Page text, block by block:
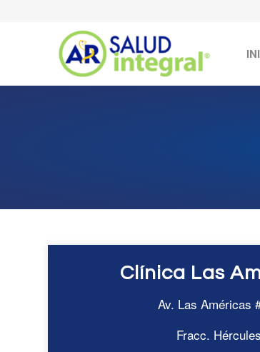
Clínica Las
Av. Las Américas
Fracc.